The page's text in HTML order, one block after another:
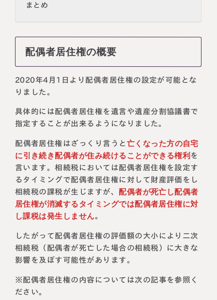
まとめ
配偶者居住権の概要
2020年4月1日より配偶者居住権の設定が可能とな
りました。
具体的には配偶者居住権を遺言や遺産分割協議書で
指定することが出来るようになりました。
配偶者居住権はざっくり言うと亡くなった方の自宅
に引き続き配偶者が住み続けることができる権利 を
言います。相続税においては配偶者居住権を設定す
るタイミングで配偶者居住権に対して財産評価をし
相続税の課税が生じますが、配偶者が死亡し配偶者
居住権が消滅するタイミングでは配偶者居住権に対
し課税は発生しません。
したがって配偶者居住権の評価額の大小により二次
相続税（配偶者が死亡した場合の相続税）に大きな
影響を及ぼす可能性があります。
※配偶者居住権の内容については次の記事を参照く
ださい。